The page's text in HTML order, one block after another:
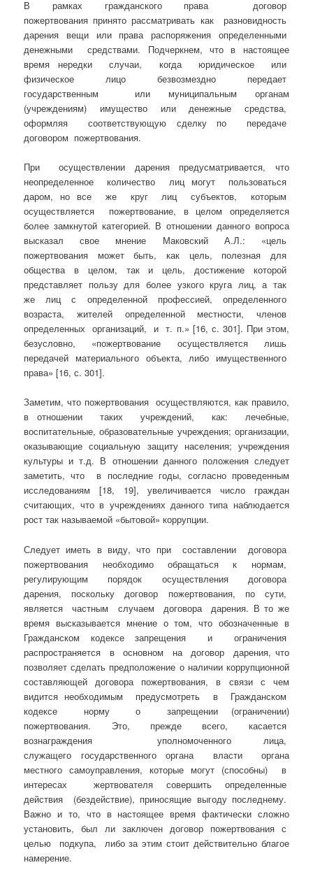
В рамках гражданского права договор
пожертвования принято рассматривать как разновидность
дарения вещи или права распоряжения определенными
денежными средствами. Подчеркнем, что в настоящее
время нередки случаи, когда юридическое или
физическое лицо безвозмездно передает
государственным или муниципальным органам
(учреждениям) имущество или денежные средства,
оформляя соответствующую сделку по передаче
договором пожертвования.
При осуществлении дарения предусматривается, что
неопределенное количество лиц могут пользоваться
даром, но все же круг лиц субъектов, которым
осуществляется пожертвование, в целом определяется
более замкнутой категорией. В отношении данного вопроса
высказал свое мнение Маковский А.Л.: «цель
пожертвования может быть, как цель, полезная для
общества в целом, так и цель, достижение которой
представляет пользу для более узкого круга лиц, а так
же лиц с определенной профессией, определенного
возраста, жителей определенной местности, членов
определенных организаций, и т. п.» [16, с. 301]. При этом,
безусловно, «пожертвование осуществляется лишь
передачей материального объекта, либо имущественного
права» [16, с. 301].
Заметим, что пожертвования осуществляются, как правило,
в отношении таких учреждений, как: лечебные,
воспитательные, образовательные учреждения; организации,
оказывающие социальную защиту населения; учреждения
культуры и т.д. В отношении данного положения следует
заметить, что в последние годы, согласно проведенным
исследованиям [18, 19], увеличивается число граждан
считающих, что в учреждениях данного типа наблюдается
рост так называемой «бытовой» коррупции.
Следует иметь в виду, что при составлении договора
пожертвования необходимо обращаться к нормам,
регулирующим порядок осуществления договора
дарения, поскольку договор пожертвования, по сути,
является частным случаем договора дарения. В то же
время высказывается мнение о том, что обозначенные в
Гражданском кодексе запрещения и ограничения
распространяется в основном на договор дарения, что
позволяет сделать предположение о наличии коррупционной
составляющей договора пожертвования, в связи с чем
видится необходимым предусмотреть в Гражданском
кодексе норму о запрещении (ограничении)
пожертвования. Это, прежде всего, касается
вознаграждения уполномоченного лица,
служащего государственного органа власти органа
местного самоуправления, которые могут (способны) в
интересах жертвователя совершить определенные
действия (бездействие), приносящие выгоду последнему.
Важно и то, что в настоящее время фактически сложно
установить, был ли заключен договор пожертвования с
целью подкупа, либо за этим стоит действительно благое
намерение.